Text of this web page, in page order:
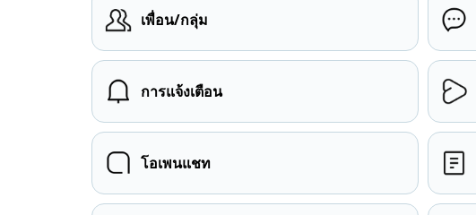
เพื่อน/กลุ่ม
การแจ้งเตือน
โอเพนแชท